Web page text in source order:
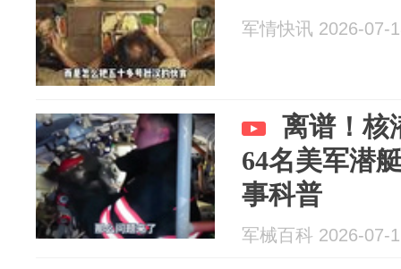
军情快讯 2026-07-
离谱！核
64名美军潜
事科普
军械百科 2026-07-